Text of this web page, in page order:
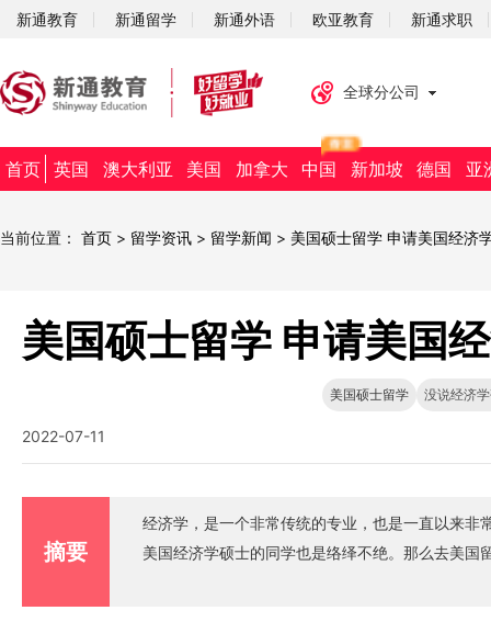
新通教育 新通留学 新通外语 欧亚教育 新通求职
全球分公司
首页 英国 澳大利亚 美国 加拿大 中国 新加坡 德国 亚
当前位置： 首页 > 留学资讯 > 留学新闻 > 美国硕士留学 申请美国经济
美国硕士留学 申请美国
美国硕士留学 没说经济
2022-07-11
摘要
经济学，是一个非常传统的专业，也是一直以来
美国经济学硕士的同学也是络绎不绝。那么去美国